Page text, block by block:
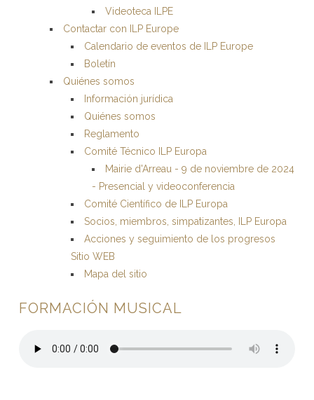
Videoteca ILPE
Contactar con ILP Europe
Calendario de eventos de ILP Europe
Boletín
Quiénes somos
Información jurídica
Quiénes somos
Reglamento
Comité Técnico ILP Europa
Mairie d'Arreau - 9 de noviembre de 2024
- Presencial y videoconferencia
Comité Científico de ILP Europa
Socios, miembros, simpatizantes, ILP Europa
Acciones y seguimiento de los progresos
Sitio WEB
Mapa del sitio
FORMACIÓN MUSICAL